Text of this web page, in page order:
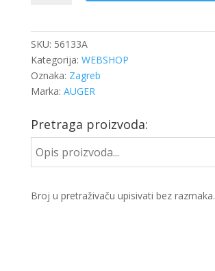
količina
SKU: 56133A
Kategorija: WEBSHOP
Oznaka: Zagreb
Marka: AUGER
Pretraga proizvoda:
Broj u pretraživaču upisivati bez razmaka.